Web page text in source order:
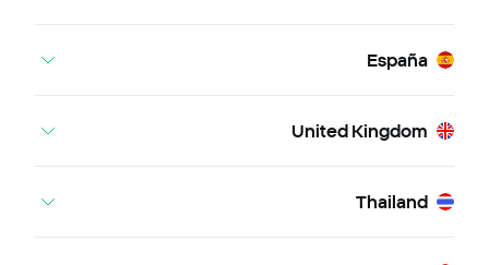
España
United Kingdom
Thailand